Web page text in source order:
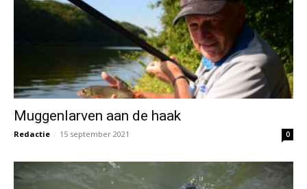
Muggenlarven aan de haak
Redactie - 15 september 2021 0